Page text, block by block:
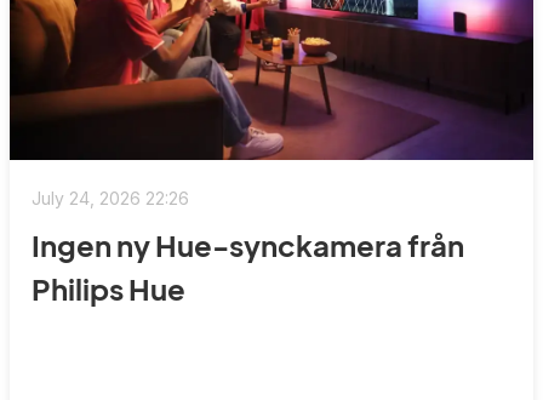
July 24, 2026 22:26
Ingen ny Hue-synckamera från
Philips Hue